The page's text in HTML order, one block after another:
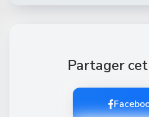
Partager